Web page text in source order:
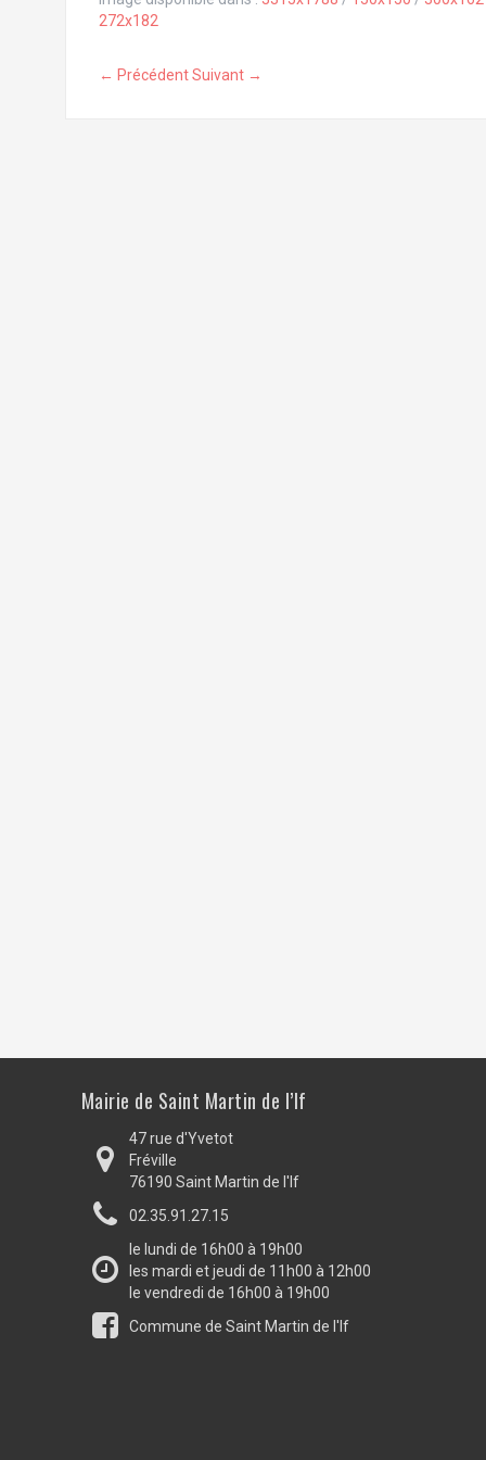
272x182
← Précédent Suivant →
Mairie de Saint Martin de l’If
47 rue d'Yvetot
Fréville
76190 Saint Martin de l'If
02.35.91.27.15
le lundi de 16h00 à 19h00
les mardi et jeudi de 11h00 à 12h00
le vendredi de 16h00 à 19h00
Commune de Saint Martin de l'If